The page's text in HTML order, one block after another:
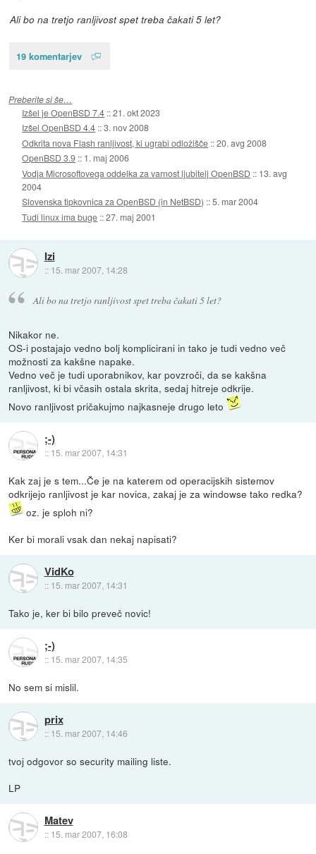
Ali bo na tretjo ranljivost spet treba čakati 5 let?
19 komentarjev
Preberite si še…
Izšel je OpenBSD 7.4 ::21. okt 2023
Izšel OpenBSD 4.4 ::3. nov 2008
Odkrita nova Flash ranljivost, ki ugrabi odložišče ::20. avg 2008
OpenBSD 3.9 :: 1. maj 2006
Vodja Microsoftovega oddelka za varnost ljubitelj OpenBSD :: 13. avg
2004
Slovenska tipkovnica za OpenBSD (in NetBSD) ::5. mar 2004
Tudi linux ima buge ::27. maj 2001
Izi
:: 15. mar 2007, 14:28
Ali bo na tretjo ranljivost spet treba čakati 5 let?
Nikakor ne.
OS-i postajajo vedno bolj komplicirani in tako je tudi vedno več
možnosti za kakšne napake.
Vedno več je tudi uporabnikov, kar povzroči, da se kakšna
ranljivost, ki bi včasih ostala skrita, sedaj hitreje odkrije.
Novo ranljivost pričakujmo najkasneje drugo leto
;-)
:: 15. mar 2007, 14:31
Kak zaj je s tem...Če je na katerem od operacijskih sistemov
odkrijejo ranljivost je kar novica, zakaj je za windowse tako redka?
oz. je sploh ni?
Ker bi morali vsak dan nekaj napisati?
VidKo
:: 15. mar 2007, 14:31
Tako je, ker bi bilo preveč novic!
;-)
:: 15. mar 2007, 14:35
No sem si mislil.
prix
:: 15. mar 2007, 14:46
tvoj odgovor so security mailing liste.
LP
Matev
:: 15. mar 2007, 16:08